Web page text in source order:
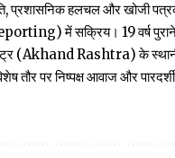
प्रशासनिक हलचल और खोजी
में सक्रिय। 19 वर्ष पुराने
(Akhand Rashtra) के
पर निष्पक्ष आवाज और